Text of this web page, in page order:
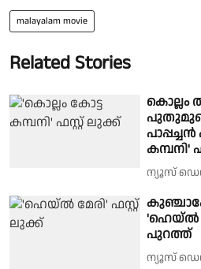
malayalam movie
Related Stories
കൊല്ലം
കമ്പനി'
ന്യൂസ്
'ഹെയ്ൽ
പുറത്ത്
ന്യൂസ്